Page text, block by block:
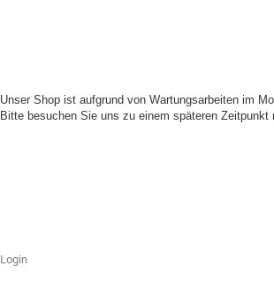
Unser Shop ist aufgrund von Wartungsarbeiten im
Bitte besuchen Sie uns zu einem späteren Zeitpunkt
Login